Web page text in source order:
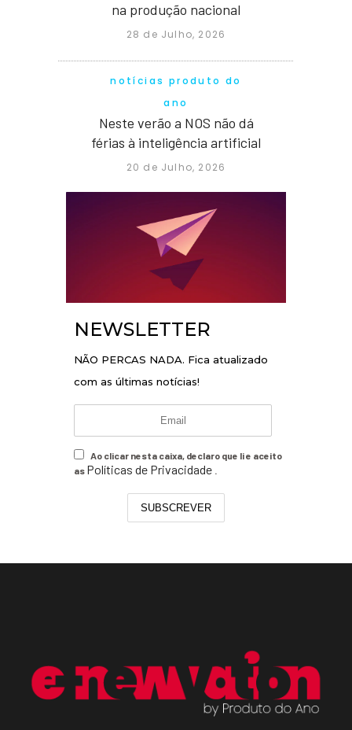
na produção nacional
28 de Julho, 2026
notícias produto do
ano
Neste verão a NOS não dá
férias à inteligência artificial
20 de Julho, 2026
NEWSLETTER
NÃO PERCAS NADA. Fica atualizado
com as últimas notícias!
Ao clicar nesta caixa, declaro que li e aceito
as Políticas de Privacidade
SUBSCREVER